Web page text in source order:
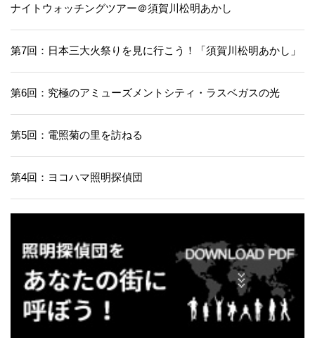
ナイトウォッチングツアー＠須賀川松明あかし
第7回：日本三大火祭りを見に行こう！「須賀川松明あかし」
第6回：究極のアミューズメントシティ・ラスベガスの光
第5回：電照菊の里を訪ねる
第4回：ヨコハマ照明探偵団